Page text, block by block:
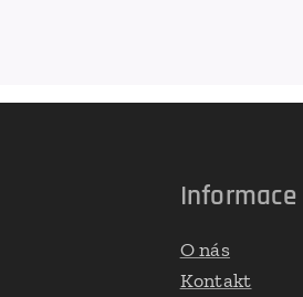
Informace
O nás
Kontakt